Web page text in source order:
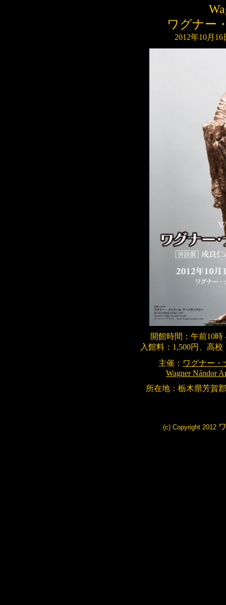
ワグナー
2012年10月 16
開館時間：午前10時
入館料： 1,500円、高校
主催： ワグナー
Wagner Nándor
所在地：栃木県芳賀
(c) Copyright 2012